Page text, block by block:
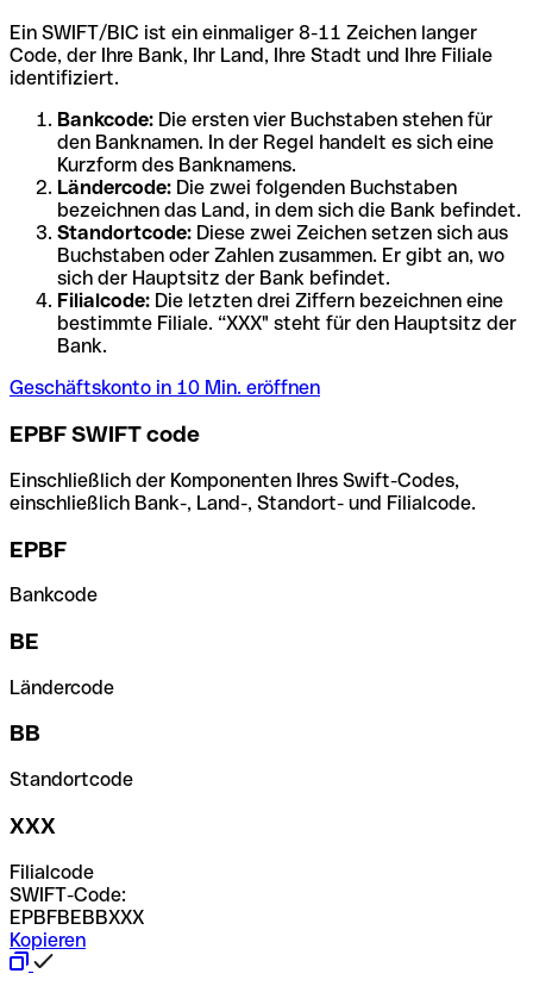
Ein SWIFT/BIC ist ein einmaliger 8-11 Zeichen langer
Code, der Ihre Bank, Ihr Land, Ihre Stadt und Ihre Filiale
identifiziert.
Bankcode: Die ersten vier Buchstaben stehen für
den Banknamen. In der Regel handelt es sich eine
Kurzform des Banknamens.
Ländercode: Die zwei folgenden Buchstaben
bezeichnen das Land, in dem sich die Bank befindet.
Standortcode: Diese zwei Zeichen setzen sich aus
Buchstaben oder Zahlen zusammen. Er gibt an, wo
sich der Hauptsitz der Bank befindet.
Filialcode: Die letzten drei Ziffern bezeichnen eine
bestimmte Filiale. “XXX" steht für den Hauptsitz der
Bank.
Geschäftskonto in 10 Min. eröffnen
EPBF SWIFT code
Einschließlich der Komponenten Ihres Swift-Codes,
einschließlich Bank-, Land-, Standort- und Filialcode.
EPBF
Bankcode
BE
Ländercode
BB
Standortcode
XXX
Filialcode
SWIFT-Code:
EPBFBEBBXXX
Kopieren